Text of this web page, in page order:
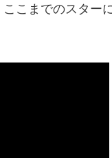
こまでのスター